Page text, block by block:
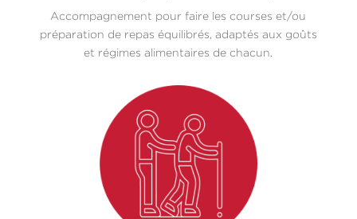
Accompagnement pour faire les courses et/ou
préparation de repas équilibrés, adaptés aux goûts
et régimes alimentaires de chacun.